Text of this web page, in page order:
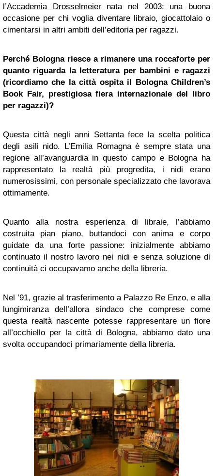
l’Accademia Drosselmeiernata nel 2003: una buona
occasione per chi voglia diventare libraio, giocattolaio o
cimentarsi in altri ambiti dell’editoria per ragazzi.
Perché Bologna riesce a rimanere una roccaforte per
quanto riguarda la letteratura per bambini e ragazzi
(ricordiamo che la città ospita il Bologna Children’s
Book Fair, prestigiosa fiera internazionale del libro
per ragazzi)?
Questa città negli anni Settanta fece la scelta politica
degli asili nido. L’Emilia Romagna è sempre stata una
regione all’avanguardia in questo campo e Bologna ha
rappresentato la realtà più progredita, i nidi erano
numerosissimi, con personale specializzato che lavorava
ottimamente.
Quanto alla nostra esperienza di libraie, l’abbiamo
costruita pian piano, buttandoci con anima e corpo
guidate da una forte passione: inizialmente abbiamo
continuato il nostro lavoro nei nidi e senza soluzione di
continuità ci occupavamo anche della libreria.
Nel ’91, grazie al trasferimento a Palazzo Re Enzo, e alla
lungimiranza dell’allora sindaco che comprese come
questa realtà nascente potesse rappresentare un fiore
all’occhiello per la città di Bologna, abbiamo dato una
svolta occupandoci primariamente della libreria.